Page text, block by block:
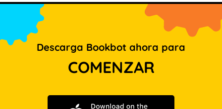
Descarga Bookbot ahora para
COMENZAR